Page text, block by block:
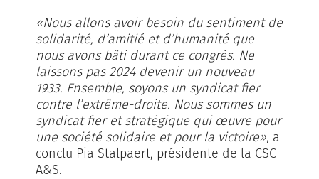
«Nous allons avoir besoin du sentiment de
solidarité, d’amitié et d’humanité que
nous avons bâti durant ce congrès. Ne
laissons pas 2024 devenir un nouveau
1933. Ensemble, soyons un syndicat fier
contre l’extrême-droite. Nous sommes un
syndicat fier et stratégique qui œuvre pour
une société solidaire et pour la victoire», a
conclu Pia Stalpaert, présidente de la CSC
A&S.